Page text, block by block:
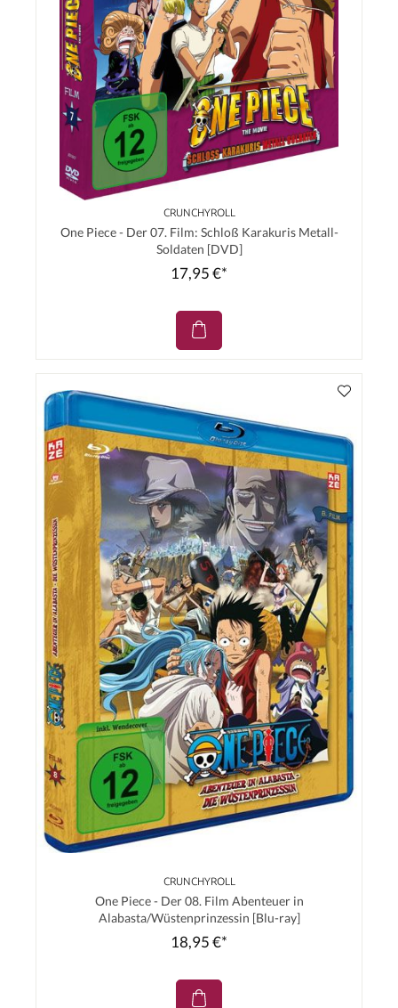
CRUNCHYROLL
One Piece - Der 07. Film: Schloß Karakuris Metall-
Soldaten [DVD]
17,95 €*
CRUNCHYROLL
One Piece - Der 08. Film Abenteuer in
Alabasta/Wüstenprinzessin [Blu-ray]
18,95 €*